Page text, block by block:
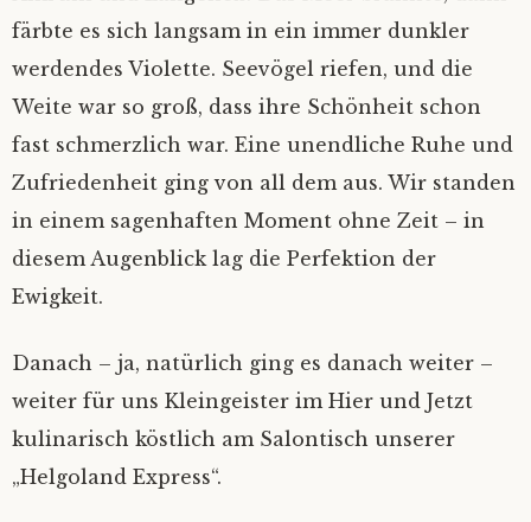
färbte es sich langsam in ein immer dunkler
werdendes Violette. Seevögel riefen, und die
Weite war so groß, dass ihre Schönheit schon
fast schmerzlich war. Eine unendliche Ruhe und
Zufriedenheit ging von all dem aus. Wir standen
in einem sagenhaften Moment ohne Zeit – in
diesem Augenblick lag die Perfektion der
Ewigkeit.
Danach – ja, natürlich ging es danach weiter –
weiter für uns Kleingeister im Hier und Jetzt
kulinarisch köstlich am Salontisch unserer
„Helgoland Express“.